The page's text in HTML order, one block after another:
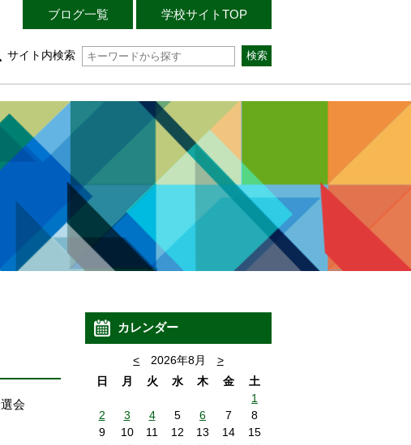
ブログ一覧 学校サイトTOP
サイト内検索
会
カレンダー
< 2026年8月
>
日
月 火 水 木 金
土
1
2
3 4 5 6 7
8
9
10 11 12 13 14
15